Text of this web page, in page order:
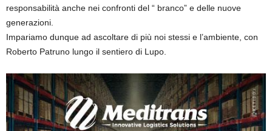
responsabilità anche nei confronti del “ branco” e delle nuove
generazioni.
Impariamo dunque ad ascoltare di più noi stessi e l’ambiente, con
Roberto Patruno lungo il sentiero di Lupo.